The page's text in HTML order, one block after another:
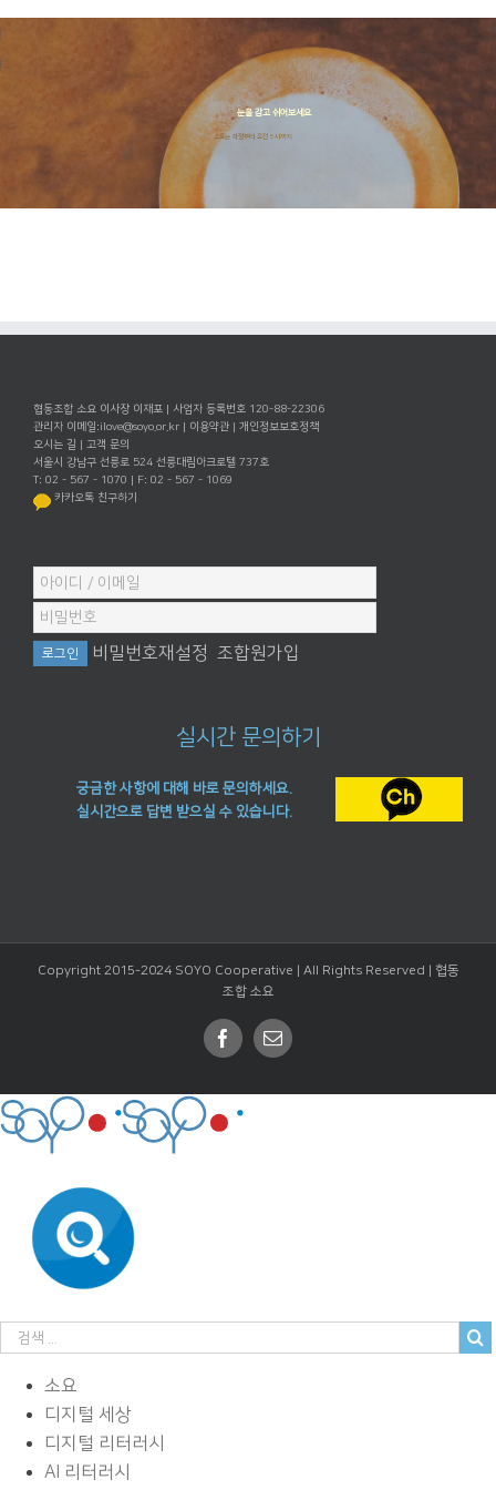
눈을 감고 쉬어보세요
소요는 자정부터 오전 5시까지
협동조합 소요 이사장 이재포 | 사업자 등록번호 120-88-22306
관리자 이메일:ilove@soyo.or.kr | 이용약관 | 개인정보보호정책
오시는 길 | 고객 문의
서울시 강남구 선릉로 524 선릉대림아크로텔 737호
T: 02 - 567 - 1070 | F: 02 - 567 - 1069
카카오톡 친구하기
비밀번호재설정 조합원가입
실시간 문의하기
궁금한 사항에 대해 바로 문의하세요.
실시간으로 답변 받으실 수 있습니다.
Copyright 2015-2024 SOYO Cooperative | All Rights Reserved | 협동
조합 소요
Facebook
Email
소요
디지털 세상
디지털 리터러시
AI 리터러시